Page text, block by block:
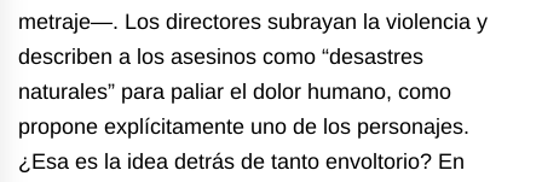
metraje—. Los directores subrayan la violencia y
describen a los asesinos como “desastres
naturales” para paliar el dolor humano, como
propone explícitamente uno de los personajes.
¿Esa es la idea detrás de tanto envoltorio? En